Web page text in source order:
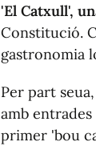
'El Catxull',
Constitució.
gastronomia
Per part
amb
primer 'bou